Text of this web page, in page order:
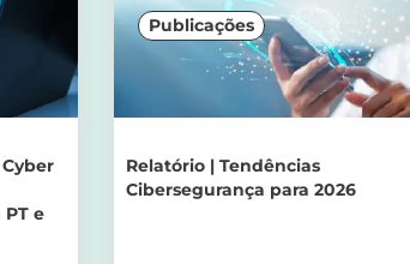
e
Publicações
Relatório | Tendências
Cibersegurança para 2026